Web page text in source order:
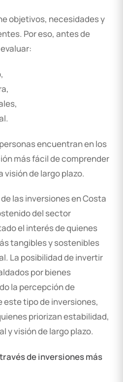
objetivos, necesidades y
Por eso, antes de
encuentran en los
más fácil de comprender
visión de largo plazo.
las inversiones en Costa
del sector
el interés de quienes
tangibles y sostenibles
La posibilidad de invertir
por bienes
la percepción de
tipo de inversiones,
priorizan estabilidad,
y visión de largo plazo.
de inversiones más